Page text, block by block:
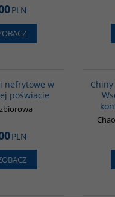
PLN
nefrytowe w
poświacie
PLN